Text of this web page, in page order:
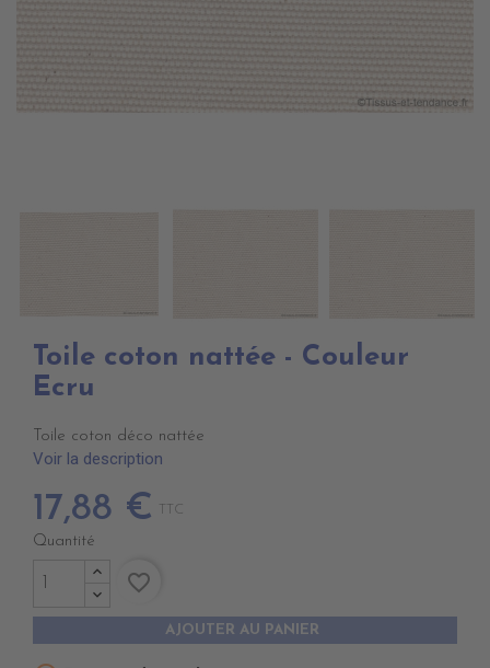
Toile coton nattée - Couleur
Ecru
Toile coton déco nattée
Voir la description
17,88 € TTC
Quantité
AJOUTER AU PANIER
favorite_border